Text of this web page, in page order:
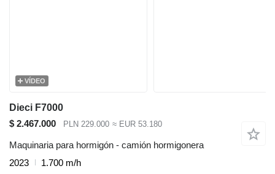
VÍDEO
Dieci F7000
$ 2.467.000
PLN 229.000 ≈ EUR 53.180
Maquinaria para hormigón - camión hormigonera
2023
1.700 m/h